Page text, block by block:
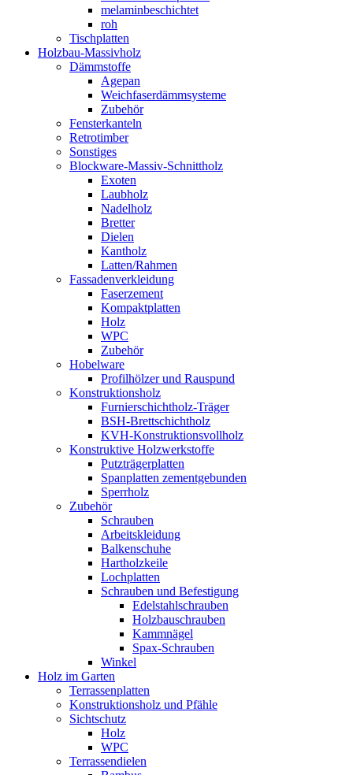
melaminbeschichtet
roh
Tischplatten
Holzbau-Massivholz
Dämmstoffe
Agepan
Weichfaserdämmsysteme
Zubehör
Fensterkanteln
Retrotimber
Sonstiges
Blockware-Massiv-Schnittholz
Exoten
Laubholz
Nadelholz
Bretter
Dielen
Kantholz
Latten/Rahmen
Fassadenverkleidung
Faserzement
Kompaktplatten
Holz
WPC
Zubehör
Hobelware
Profilhölzer und Rauspund
Konstruktionsholz
Furnierschichtholz-Träger
BSH-Brettschichtholz
KVH-Konstruktionsvollholz
Konstruktive Holzwerkstoffe
Putzträgerplatten
Spanplatten zementgebunden
Sperrholz
Zubehör
Schrauben
Arbeitskleidung
Balkenschuhe
Hartholzkeile
Lochplatten
Schrauben und Befestigung
Edelstahlschrauben
Holzbauschrauben
Kammnägel
Spax-Schrauben
Winkel
Holz im Garten
Terrassenplatten
Konstruktionsholz und Pfähle
Sichtschutz
Holz
WPC
Terrassendielen